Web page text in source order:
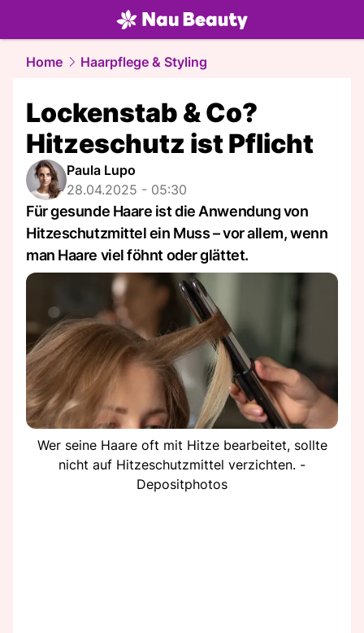
beauty.NAU.ch
Home Haarpflege & Styling
Lockenstab & Co?
Hitzeschutz ist Pflicht
Paula Lupo
28.04.2025 - 05:30
Für gesunde Haare ist die Anwendung von
Hitzeschutzmittel ein Muss – vor allem, wenn
man Haare viel föhnt oder glättet.
Wer seine Haare oft mit Hitze bearbeitet, sollte
nicht auf Hitzeschutzmittel verzichten. -
Depositphotos